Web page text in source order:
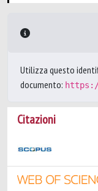
Utilizza questo
documento:
Citazioni